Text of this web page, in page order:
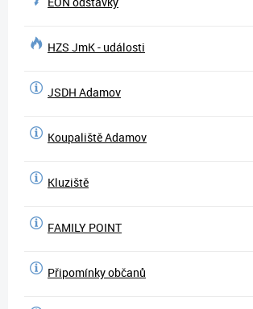
HZS JmK - události
JSDH Adamov
Koupaliště Adamov
Kluziště
FAMILY POINT
Připomínky občanů